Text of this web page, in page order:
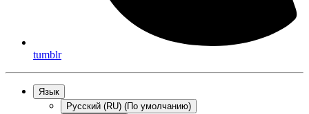
tumblr
Язык
Русский (RU) (По умолчанию)